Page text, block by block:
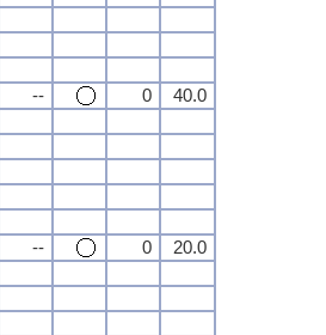
-- 0
40.0
-- 0
20.0